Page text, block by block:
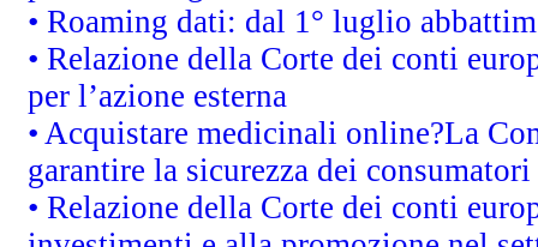
• Roaming dati: dal 1° luglio
• Relazione della Corte dei conti
per l’azione esterna
• Acquistare medicinali online?La
garantire la sicurezza dei consumatori
• Relazione della Corte dei conti